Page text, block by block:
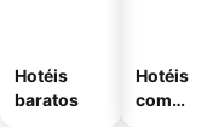
Hotéis
baratos
Hotéis
com